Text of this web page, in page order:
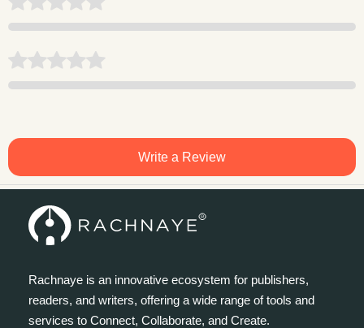
Write a Review
Rachnaye is an innovative ecosystem for publishers,
readers, and writers, offering a wide range of tools and
services to Connect, Collaborate, and Create.